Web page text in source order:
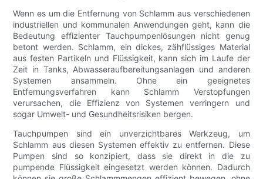
Wenn es um die Entfernung von Schlamm aus verschiedenen
industriellen und kommunalen Anwendungen geht, kann die
Bedeutung effizienter Tauchpumpenlösungen nicht genug
betont werden. Schlamm, ein dickes, zähflüssiges Material
aus festen Partikeln und Flüssigkeit, kann sich im Laufe der
Zeit in Tanks, Abwasseraufbereitungsanlagen und anderen
Systemen ansammeln. Ohne ein geeignetes
Entfernungsverfahren kann Schlamm Verstopfungen
verursachen, die Effizienz von Systemen verringern und
sogar Umwelt- und Gesundheitsrisiken bergen.
Tauchpumpen sind ein unverzichtbares Werkzeug, um
Schlamm aus diesen Systemen effektiv zu entfernen. Diese
Pumpen sind so konzipiert, dass sie direkt in die zu
pumpende Flüssigkeit eingesetzt werden können. Dadurch